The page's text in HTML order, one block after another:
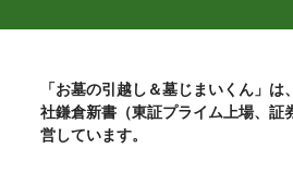
「お墓の引越し＆墓じまいくん」
社鎌倉新書（東証プライム上場、証
営しています。